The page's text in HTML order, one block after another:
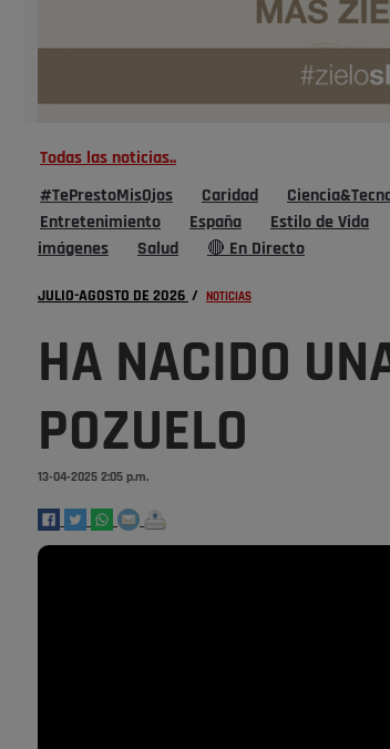
Todas las noticias..
#TePrestoMisOjos Caridad
Entretenimiento
España Estilo de Vida
imágenes
Salud 🔴 En Directo
JULIO-AGOSTO DE 2026 / NOTICIAS
HA NACIDO
POZUELO
13-04-2025 2:05 p.m.